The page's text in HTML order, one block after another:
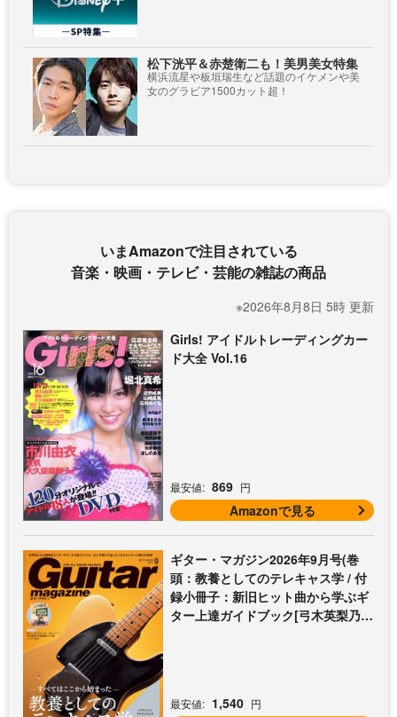
松下洸平＆赤楚衛二も！美男美女特集
横浜流星や板垣瑞生など話題のイケメンや美
女のグラビア1500カット超！
いまAmazonで注目されている
音楽・映画・テレビ・芸能の雑誌の商品
※2026年8月8日 5時 更新
Girls! アイドルトレーディングカー
ド大全 Vol.16
最安値: 869 円
Amazonで見る
ギター・マガジン2026年9月号(巻
頭：教養としてのテレキャス学 / 付
録小冊子：新旧ヒット曲から学ぶギ
ター上達ガイドブック[弓木英梨乃の
最安値: 1,540 円